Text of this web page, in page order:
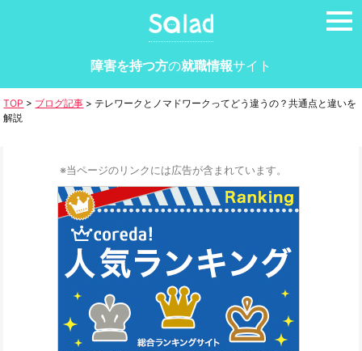
障害を持つ方の就職情報サイト
TOP > ブログ記事 > テレワークとノマドワークってどう違うの？共通点と違いを
解説
※当ページのリンクには広告が含まれています。